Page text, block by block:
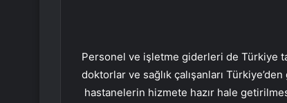
Personel ve işletme giderleri de Türkiye
doktorlar ve sağlık çalışanları
hastanelerin hizmete hazır hale